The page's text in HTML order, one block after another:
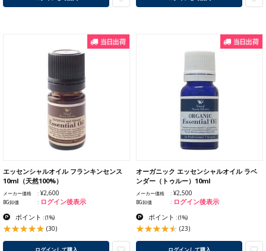
エッセンシャルオイル フランキンセンス
10ml（天然100%）
メーカー価格 ¥2,600
BG卸価 ログイン後表示
ポイント :(1%)
(30)
オーガニック エッセンシャルオイル ラベ
ンダー（トゥルー）10ml
メーカー価格 ¥2,500
BG卸価 ログイン後表示
ポイント :(1%)
(23)